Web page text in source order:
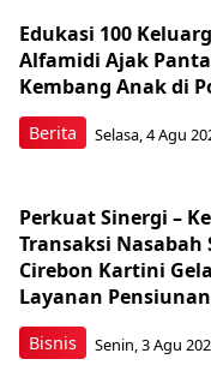
Berita
Edukasi 100
Alfamidi Ajak
Kembang Anak di
Selasa, 4 Agu
Bisnis
Perkuat Sinergi –
Transaksi Nasabah
Cirebon Kartini
Layanan Pensiunan
Senin, 3 Agu